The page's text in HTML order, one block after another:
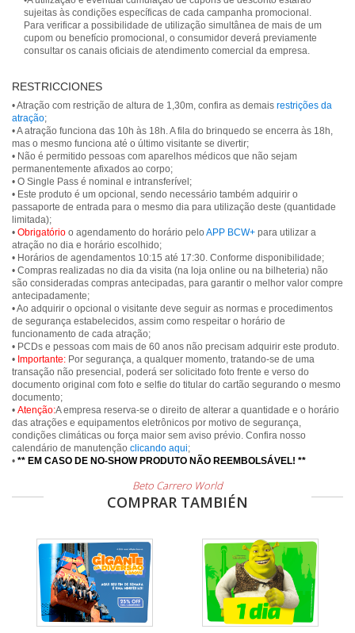
sujeitas às condições específicas de cada campanha promocional.
Para verificar a possibilidade de utilização simultânea de mais de um
cupom ou benefício promocional, o consumidor deverá previamente
consultar os canais oficiais de atendimento comercial da empresa.
RESTRICCIONES
• Atração com restrição de altura de 1,30m, confira as demais restrições da
atração;
• A atração funciona das 10h às 18h. A fila do brinquedo se encerra às 18h,
mas o mesmo funciona até o último visitante se divertir;
• Não é permitido pessoas com aparelhos médicos que não sejam
permanentemente afixados ao corpo;
• O Single Pass é nominal e intransferível;
• Este produto é um opcional, sendo necessário também adquirir o
passaporte de entrada para o mesmo dia para utilização deste (quantidade
limitada);
• Obrigatório o agendamento do horário pelo APP BCW+ para utilizar a
atração no dia e horário escolhido;
• Horários de agendamentos 10:15 até 17:30. Conforme disponibilidade;
• Compras realizadas no dia da visita (na loja online ou na bilheteria) não
são consideradas compras antecipadas, para garantir o melhor valor compre
antecipadamente;
• Ao adquirir o opcional o visitante deve seguir as normas e procedimentos
de segurança estabelecidos, assim como respeitar o horário de
funcionamento de cada atração;
• PCDs e pessoas com mais de 60 anos não precisam adquirir este produto.
• Importante: Por segurança, a qualquer momento, tratando-se de uma
transação não presencial, poderá ser solicitado foto frente e verso do
documento original com foto e selfie do titular do cartão segurando o mesmo
documento;
• Atenção:A empresa reserva-se o direito de alterar a quantidade e o horário
das atrações e equipamentos eletrônicos por motivo de segurança,
condições climáticas ou força maior sem aviso prévio. Confira nosso
calendário de manutenção clicando aqui;
• ** EM CASO DE NO-SHOW PRODUTO NÃO REEMBOLSÁVEL! **
Beto Carrero World
COMPRAR TAMBIÉN